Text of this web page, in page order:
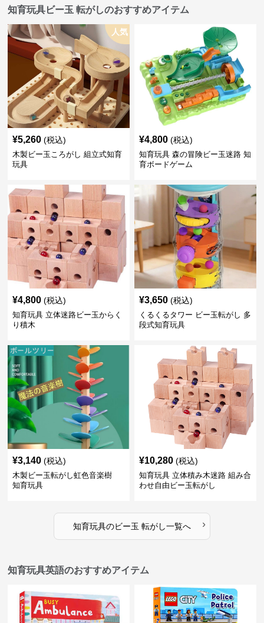
知育玩具ビー玉 転がしのおすすめアイテム
人気
¥5,260 (税込)
木製ビー玉ころがし 組立式知育
玩具
¥4,800 (税込)
知育玩具 森の冒険ビー玉迷路 知
育ボードゲーム
¥4,800 (税込)
知育玩具 立体迷路ビー玉からく
り積木
¥3,650 (税込)
くるくるタワー ビー玉転がし 多
段式知育玩具
¥3,140 (税込)
木製ビー玉転がし虹色音楽樹
知育玩具
¥10,280 (税込)
知育玩具 立体積み木迷路 組み合
わせ自由ビー玉転がし
知育玩具のビー玉 転がし一覧へ ›
知育玩具英語のおすすめアイテム